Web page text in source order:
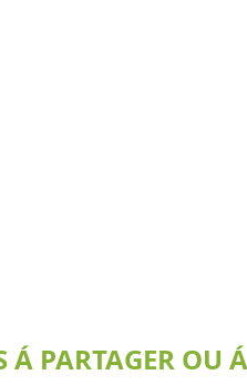
Á PARTAGER